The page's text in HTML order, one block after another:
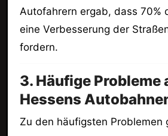
Autofahrern ergab, dass 70%
eine Verbesserung der
fordern.
3. Häufige Probleme
Hessens
Zu den häufigsten Problemen